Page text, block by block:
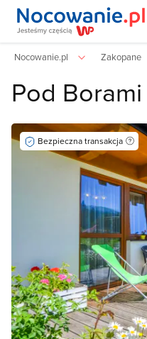
Nocowanie.pl Zakopane
Pod Borami
Bezpieczna transakcja